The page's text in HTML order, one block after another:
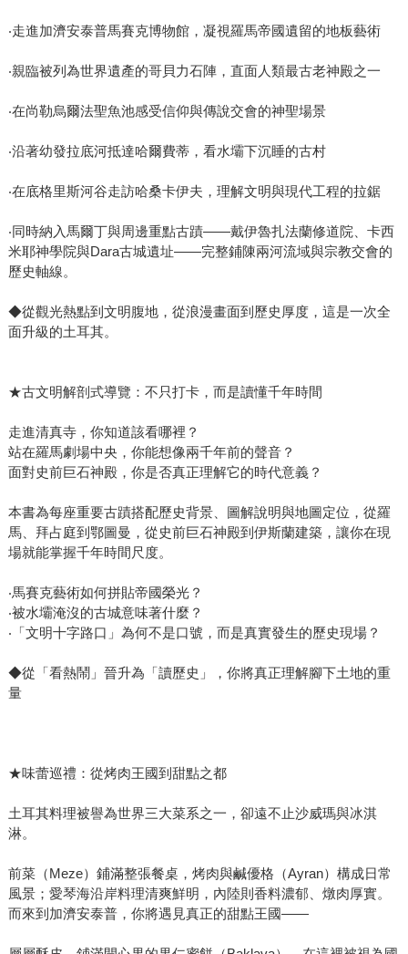
‧走進加濟安泰普馬賽克博物館，凝視羅馬帝國遺留的地板藝術
‧親臨被列為世界遺產的哥貝力石陣，直面人類最古老神殿之一
‧在尚勒烏爾法聖魚池感受信仰與傳說交會的神聖場景
‧沿著幼發拉底河抵達哈爾費蒂，看水壩下沉睡的古村
‧在底格里斯河谷走訪哈桑卡伊夫，理解文明與現代工程的拉鋸
‧同時納入馬爾丁與周邊重點古蹟——戴伊魯扎法蘭修道院、卡西
米耶神學院與Dara古城遺址——完整鋪陳兩河流域與宗教交會的
歷史軸線。
◆從觀光熱點到文明腹地，從浪漫畫面到歷史厚度，這是一次全
面升級的土耳其。
★古文明解剖式導覽：不只打卡，而是讀懂千年時間
走進清真寺，你知道該看哪裡？
站在羅馬劇場中央，你能想像兩千年前的聲音？
面對史前巨石神殿，你是否真正理解它的時代意義？
本書為每座重要古蹟搭配歷史背景、圖解說明與地圖定位，從羅
馬、拜占庭到鄂圖曼，從史前巨石神殿到伊斯蘭建築，讓你在現
場就能掌握千年時間尺度。
‧馬賽克藝術如何拼貼帝國榮光？
‧被水壩淹沒的古城意味著什麼？
‧「文明十字路口」為何不是口號，而是真實發生的歷史現場？
◆從「看熱鬧」晉升為「讀歷史」，你將真正理解腳下土地的重
量
★味蕾巡禮：從烤肉王國到甜點之都
土耳其料理被譽為世界三大菜系之一，卻遠不止沙威瑪與冰淇
淋。
前菜（Meze）鋪滿整張餐桌，烤肉與鹹優格（Ayran）構成日常
風景；愛琴海沿岸料理清爽鮮明，內陸則香料濃郁、燉肉厚實。
而來到加濟安泰普，你將遇見真正的甜點王國——